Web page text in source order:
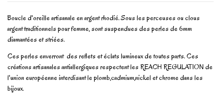
Boucle d'oreille artisanale en argent rhodié. Sous les perceuses ou clous
argent traditionnels pour femme, sont suspendues des perles de 6mm
diamantées et striées.
Ces perles enverront des reflets et éclats lumineux de toutes parts. Ces
créations artisanales antiallergiques respectent les REACH REGULATION de
l'union européenne interdisant le plomb,cadmium,nickel et chrome dans les
bijoux.